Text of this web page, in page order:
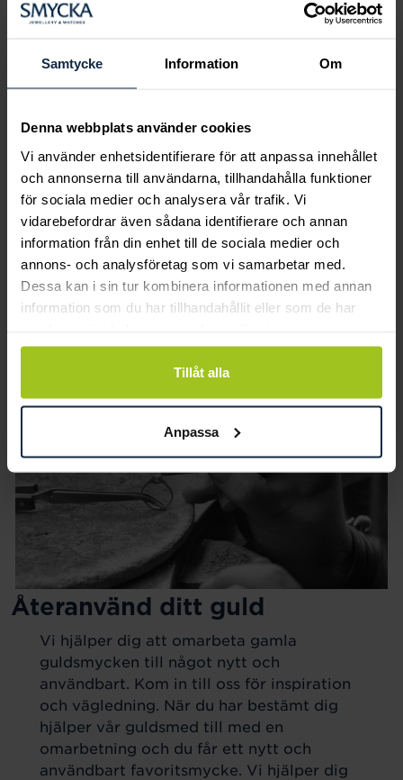
Samtycke Information Om
Denna webbplats använder cookies
Vi använder enhetsidentifierare för att anpassa innehållet
och annonserna till användarna, tillhandahålla funktioner
för sociala medier och analysera vår trafik. Vi
vidarebefordrar även sådana identifierare och annan
information från din enhet till de sociala medier och
annons- och analysföretag som vi samarbetar med.
Dessa kan i sin tur kombinera informationen med annan
information som du har tillhandahållit eller som de har
Tillåt alla
Anpassa
drömring för varje tillfälle i livet. Bokar du
perfekt för just din stil och smak.
Återanvänd ditt guld
Vi hjälper dig att omarbeta gamla
guldsmycken till något nytt och
användbart. Kom in till oss för inspiration
och vägledning. När du har bestämt dig
hjälper vår guldsmed till med en
omarbetning och du får ett nytt och
användbart favoritsmycke. Vi hjälper dig